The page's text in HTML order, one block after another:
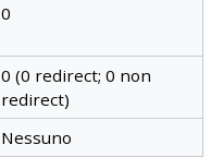
0
0 (0 redirect; 0 non
redirect)
Nessuno